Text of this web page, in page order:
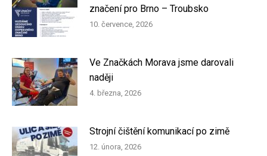
značení pro Brno – Troubsko
10. července, 2026
Ve Značkách Morava jsme darovali
naději
4. března, 2026
Strojní čištění komunikací po zimě
12. února, 2026